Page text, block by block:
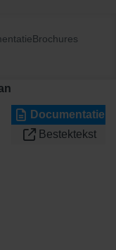
Brochures
Documentatie
Bestektekst